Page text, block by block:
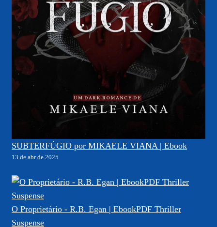
SUBTERFÚGIO por MIKAELE VIANA | Ebook
13 de abr de 2025
O Proprietário - R.B. Egan | EbookPDF Thriller
Suspense